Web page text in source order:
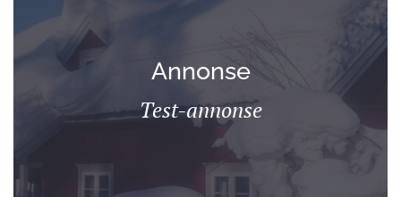
Annonse
Test-annonse